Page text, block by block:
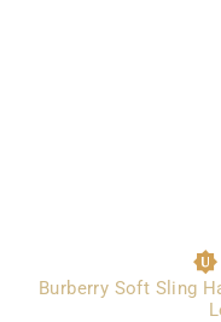
Burberry Soft Sling